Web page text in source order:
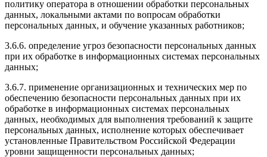
политику оператора в отношении обработки персональных
данных, локальными актами по вопросам обработки
персональных данных, и обучение указанных работников;
3.6.6. определение угроз безопасности персональных данных
при их обработке в информационных системах персональных
данных;
3.6.7. применение организационных и технических мер по
обеспечению безопасности персональных данных при их
обработке в информационных системах персональных
данных, необходимых для выполнения требований к защите
персональных данных, исполнение которых обеспечивает
установленные Правительством Российской Федерации
уровни защищенности персональных данных;